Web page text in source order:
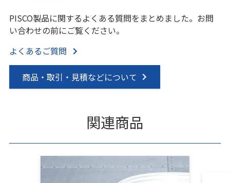
PISCO製品に関するよくある質問をまとめました。お問
い合わせの前にご覧ください。
よくあるご質問
商品・取引・見積などについて
関連商品